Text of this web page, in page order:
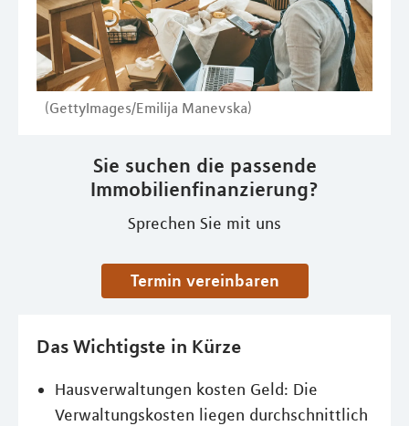
(GettyImages/Emilija Manevska)
Sie suchen die passende
Immobilienfinanzierung?
Sprechen Sie mit uns
Termin vereinbaren
Das Wichtigste in Kürze
Hausverwaltungen kosten Geld: Die
Verwaltungskosten liegen durchschnittlich